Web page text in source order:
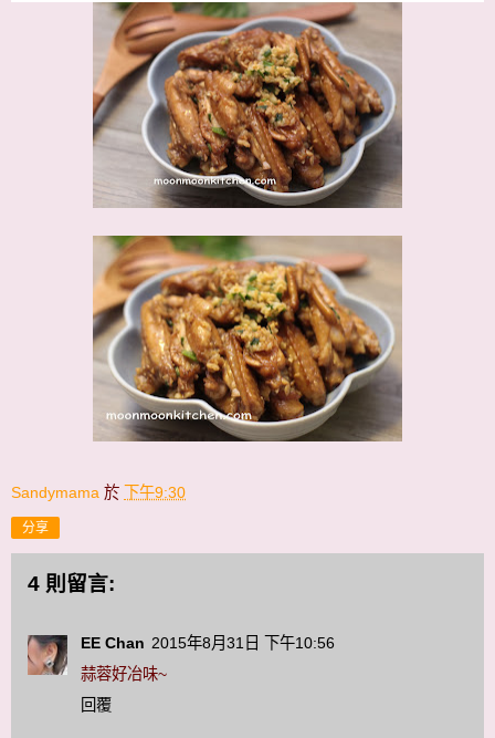
Sandymama 於 下午9:30
分享
4 則留言:
EE Chan 2015年8月31日 下午10:56
蒜蓉好冶味~
回覆